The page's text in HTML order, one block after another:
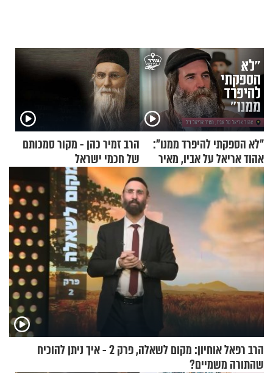
"לא הספקתי להיפרד ממנו":
אהוד אריאל על אביו, מאיר
אריאל ז"ל
הרב זמיר כהן - מקור סמכותם
של חכמי ישראל
הרב רפאל אוחיון: מקום לשאלה, פרק 2 - איך ניתן להוכיח
שהתורה משמיים?